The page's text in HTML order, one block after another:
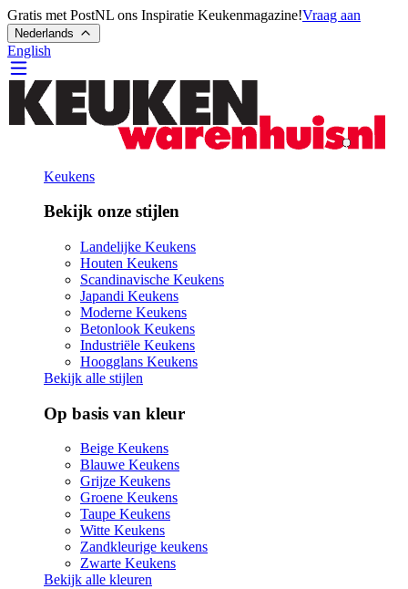
Gratis met PostNL ons Inspiratie Keukenmagazine!Vraag aan
Nederlands
English
Keukens
Bekijk onze stijlen
Landelijke Keukens
Houten Keukens
Scandinavische Keukens
Japandi Keukens
Moderne Keukens
Betonlook Keukens
Industriële Keukens
Hoogglans Keukens
Bekijk alle stijlen
Op basis van kleur
Beige Keukens
Blauwe Keukens
Grijze Keukens
Groene Keukens
Taupe Keukens
Witte Keukens
Zandkleurige keukens
Zwarte Keukens
Bekijk alle kleuren